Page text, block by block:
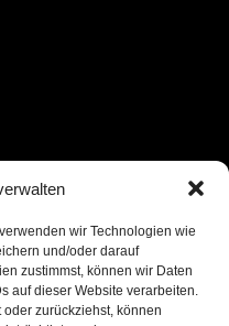
wir Technologien wie
und/oder darauf
zustimmst, können wir Daten
auf dieser Website verarbeiten.
zurückziehst, können